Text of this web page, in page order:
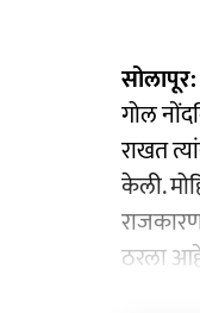
सोलापूर:
गोल
राखत
केली.
ठरला